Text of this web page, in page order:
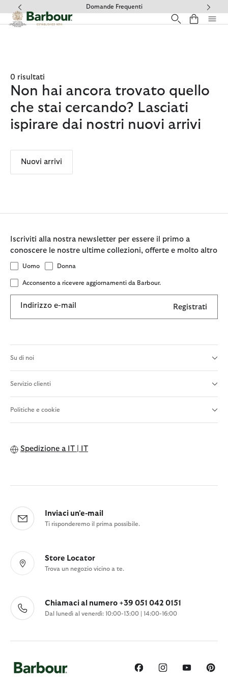
Clicca per visualizzare la nostra Dichiarazione di Accessibilità
Domande Frequenti
0 risultati
Non hai ancora trovato quello
che stai cercando? Lasciati
ispirare dai nostri nuovi arrivi
Nuovi arrivi
Iscriviti alla nostra newsletter per essere il primo a
conoscere le nostre ultime collezioni, offerte e molto altro
Uomo Donna
Acconsento a ricevere aggiornamenti da Barbour.
Indirizzo e-mail Registrati
Su di noi
Servizio clienti
Politiche e cookie
Spedizione a IT | IT
Inviaci un'e-mail
Ti risponderemo il prima possibile.
Store Locator
Trova un negozio vicino a te.
Chiamaci al numero +39 051 042 0151
Dal lunedì al venerdì: 10:00-13:00 | 14:00-16:00